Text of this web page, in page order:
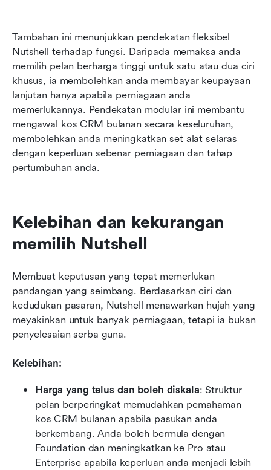
Tambahan ini menunjukkan pendekatan fleksibel
Nutshell terhadap fungsi. Daripada memaksa anda
memilih pelan berharga tinggi untuk satu atau dua ciri
khusus, ia membolehkan anda membayar keupayaan
lanjutan hanya apabila perniagaan anda
memerlukannya. Pendekatan modular ini membantu
mengawal kos CRM bulanan secara keseluruhan,
membolehkan anda meningkatkan set alat selaras
dengan keperluan sebenar perniagaan dan tahap
pertumbuhan anda.
Kelebihan dan kekurangan
memilih Nutshell
Membuat keputusan yang tepat memerlukan
pandangan yang seimbang. Berdasarkan ciri dan
kedudukan pasaran, Nutshell menawarkan hujah yang
meyakinkan untuk banyak perniagaan, tetapi ia bukan
penyelesaian serba guna.
Kelebihan:
Harga yang telus dan boleh diskala: Struktur
pelan berperingkat memudahkan pemahaman
kos CRM bulanan apabila pasukan anda
berkembang. Anda boleh bermula dengan
Foundation dan meningkatkan ke Pro atau
Enterprise apabila keperluan anda menjadi lebih